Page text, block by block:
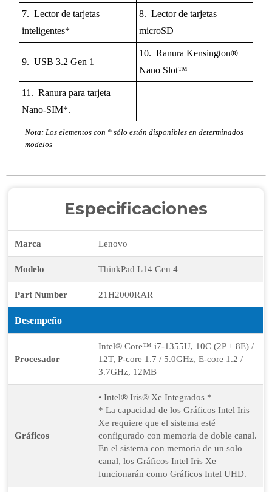
7. Lector de tarjetas
inteligentes*
8. Lector de tarjetas
microSD
9. USB 3.2 Gen 1
10. Ranura Kensington®
Nano Slot™
11. Ranura para tarjeta
Nano-SIM*.
Nota: Los elementos con * sólo están disponibles en determinados
modelos
Especificaciones
Marca Lenovo
Modelo ThinkPad L14 Gen 4
Part Number 21H2000RAR
Desempeño
Procesador
Intel® Core™ i7-1355U, 10C (2P + 8E) /
12T, P-core 1.7 / 5.0GHz, E-core 1.2 /
3.7GHz, 12MB
Gráficos
• Intel® Iris® Xe Integrados *
* La capacidad de los Gráficos Intel Iris
Xe requiere que el sistema esté
configurado con memoria de doble canal.
En el sistema con memoria de un solo
canal, los Gráficos Intel Iris Xe
funcionarán como Gráficos Intel UHD.